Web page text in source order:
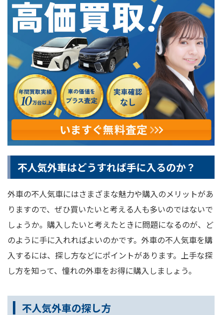
不人気外車はどうすれば手に入るのか？
外車の不人気車にはさまざまな魅力や購入のメリットがあ
りますので、ぜひ買いたいと考える人も多いのではないで
しょうか。購入したいと考えたときに問題になるのが、ど
のように手に入れればよいのかです。外車の不人気車を購
入するには、探し方などにポイントがあります。上手な探
し方を知って、憧れの外車をお得に購入しましょう。
不人気外車の探し方